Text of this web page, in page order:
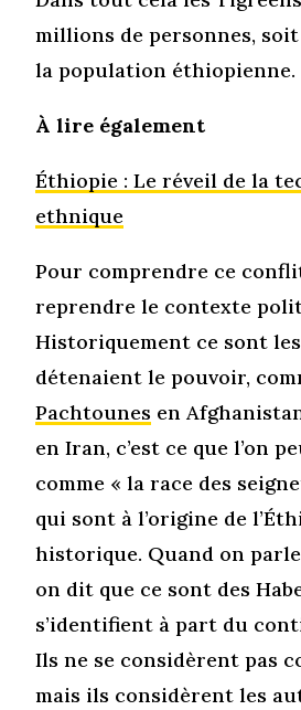
millions de personnes,
la population éthiopienne.
À lire également
Éthiopie : Le réveil de la
ethnique
Pour comprendre ce
reprendre le contexte
Historiquement ce sont
détenaient le pouvoir,
Pachtounes en
en Iran, c’est ce que l’on
comme « la race des
qui sont à l’origine de
historique. Quand on
on dit que ce sont des
s’identifient à part du
Ils ne se considèrent pas
mais ils considèrent les